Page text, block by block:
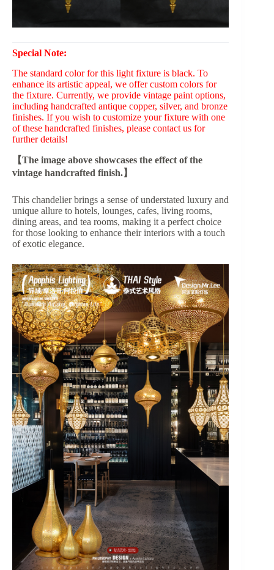
Special Note:
The standard color for this light fixture is black. To
enhance its artistic appeal, we offer custom colors for
the fixture. Currently, we provide vintage paint options,
including handcrafted antique copper, silver, and bronze
finishes. If you wish to customize your fixture with one
of these handcrafted finishes, please contact us for
further details!
【The image above showcases the effect of the
vintage handcrafted finish.】
This chandelier brings a sense of understated luxury and
unique allure to hotels, lounges, cafes, living rooms,
dining areas, and tea rooms, making it a perfect choice
for those looking to enhance their interiors with a touch
of exotic elegance.